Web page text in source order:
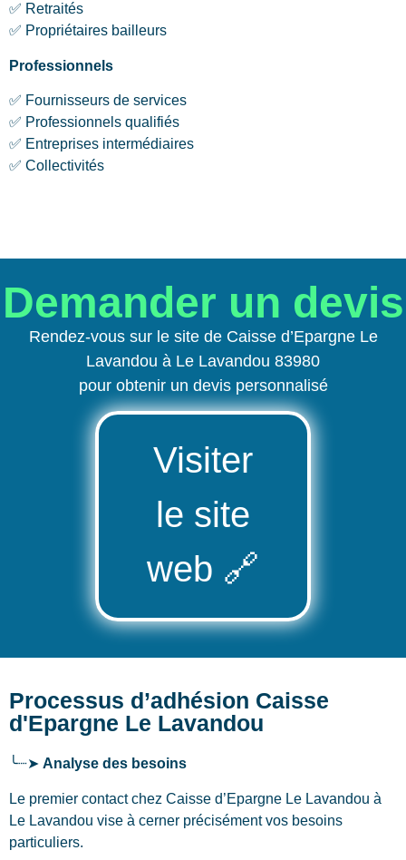
✅ Retraités
✅ Propriétaires bailleurs
Professionnels
✅ Fournisseurs de services
✅ Professionnels qualifiés
✅ Entreprises intermédiaires
✅ Collectivités
Demander un devis
Rendez-vous sur le site de Caisse d’Epargne Le
Lavandou à Le Lavandou 83980
pour obtenir un devis personnalisé
Visiter
le site
web 🔗
Processus d’adhésion Caisse
d'Epargne Le Lavandou
╰┈➤ Analyse des besoins
Le premier contact chez Caisse d’Epargne Le Lavandou à
Le Lavandou vise à cerner précisément vos besoins
particuliers.